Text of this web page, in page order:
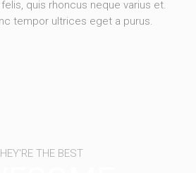
quis rhoncus neque varius et.
tempor ultrices eget a purus.
THE BEST